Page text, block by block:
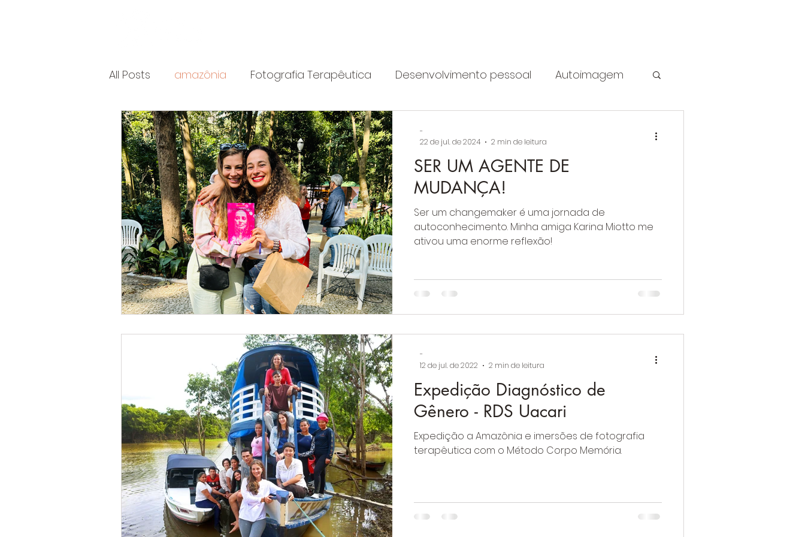
All Posts amazônia Fotografia Terapêutica Desenvolvimento pessoal Autoimagem
Marca Pessoal filmes crítica
SER UM AGENTE DE
MUDANÇA!
Ser um changemaker é uma jornada de
autoconhecimento. Minha amiga Karina Miotto me
ativou uma enorme reflexão!
-
22 de jul. de 2024
2 min de leitura
Expedição Diagnóstico de
Gênero - RDS Uacari
Expedição a Amazônia e imersões de fotografia
terapêutica com o Método Corpo Memória.
-
12 de jul. de 2022
2 min de leitura